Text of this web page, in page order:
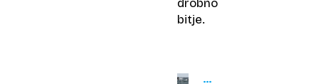
drobno
bitje.
OSUPLI